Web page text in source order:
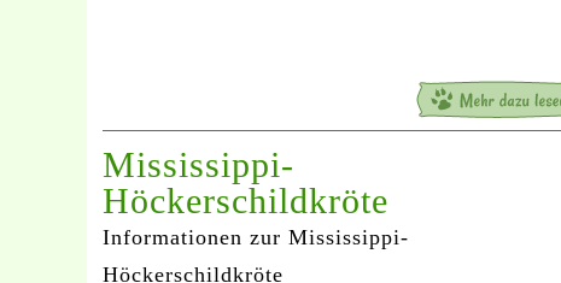
Mississippi-
Höckerschildkröte
Informationen zur Mississippi-
Höckerschildkröte